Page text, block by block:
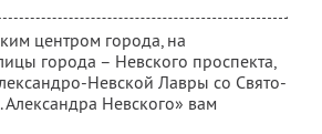
центром города, на
города – Невского проспекта,
Невской Лавры со Свято-
Невского» вам